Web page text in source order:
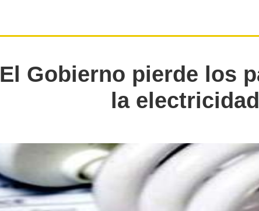
El Gobierno pierde los
la electricidad